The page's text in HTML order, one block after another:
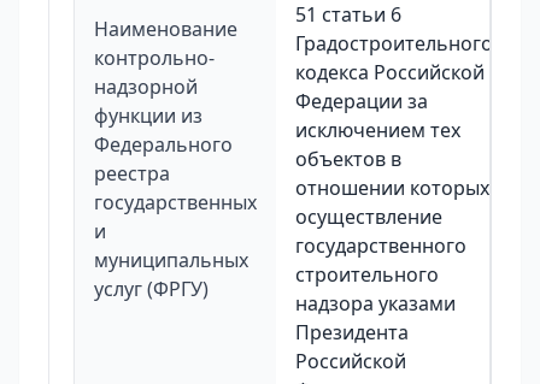
Наименование
контрольно-
надзорной
функции из
Федерального
реестра
государственных
и
муниципальных
услуг (ФРГУ)
51 статьи 6
Градостроительного
кодекса Российской
Федерации за
исключением тех
объектов в
отношении которых
осуществление
государственного
строительного
надзора указами
Президента
Российской